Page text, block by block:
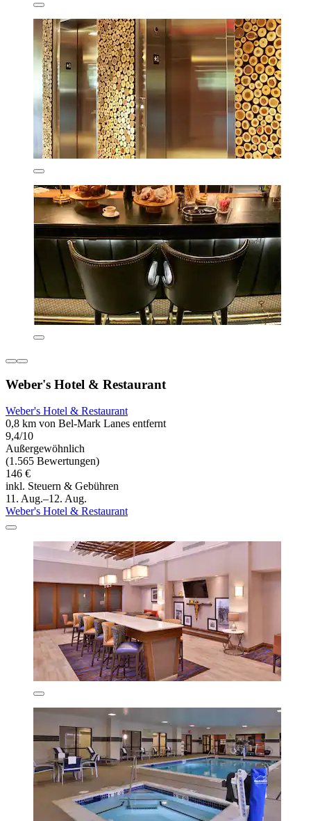
Weber's Hotel & Restaurant
Weber's Hotel & Restaurant
0,8 km von Bel-Mark Lanes entfernt
9,4/10
Außergewöhnlich
(1.565 Bewertungen)
146 €
inkl. Steuern & Gebühren
11. Aug.–12. Aug.
Weber's Hotel & Restaurant